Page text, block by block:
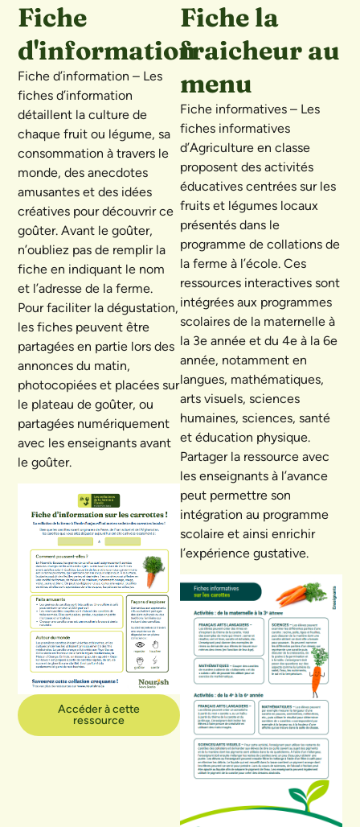
Fiche
d'information
Fiche d’information – Les
fiches d’information
détaillent la culture de
chaque fruit ou légume, sa
consommation à travers le
monde, des anecdotes
amusantes et des idées
créatives pour découvrir ce
goûter. Avant le goûter,
n’oubliez pas de remplir la
fiche en indiquant le nom
et l’adresse de la ferme.
Pour faciliter la dégustation,
les fiches peuvent être
partagées en partie lors des
annonces du matin,
photocopiées et placées sur
le plateau de goûter, ou
partagées numériquement
avec les enseignants avant
le goûter.
Accéder à cette
ressource
Fiche la
fraicheur au
menu
Fiche informatives – Les
fiches informatives
d’Agriculture en classe
proposent des activités
éducatives centrées sur les
fruits et légumes locaux
présentés dans le
programme de collations de
la ferme à l’école. Ces
ressources interactives sont
intégrées aux programmes
scolaires de la maternelle à
la 3e année et du 4e à la 6e
année, notamment en
langues, mathématiques,
arts visuels, sciences
humaines, sciences, santé
et éducation physique.
Partager la ressource avec
les enseignants à l’avance
peut permettre son
intégration au programme
scolaire et ainsi enrichir
l’expérience gustative.